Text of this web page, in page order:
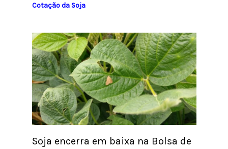
Cotação da Soja
Soja encerra em baixa na Bolsa de